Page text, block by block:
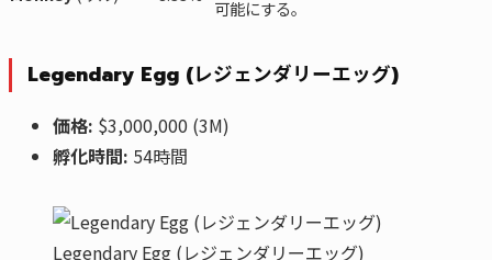
可能にする。
Legendary Egg (レジェンダリーエッグ)
価格: $3,000,000 (3M)
孵化時間: 54時間
Legendary Egg (レジェンダリーエッグ)